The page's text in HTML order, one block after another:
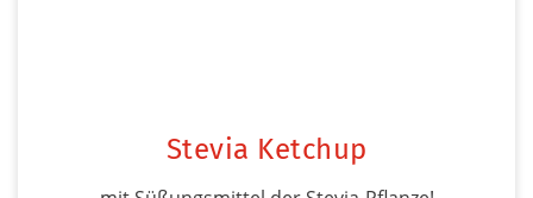
Stevia Ketchup